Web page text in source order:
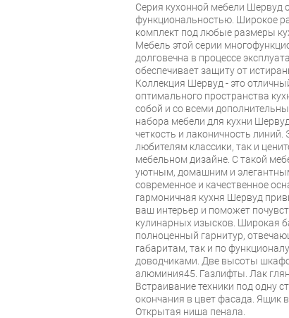
Серия кухонной мебели Шервуд
функциональностью. Широкое
комплект под любые размеры
Мебель этой серии
долговечна в процессе
обеспечивает защиту от
Коллекция Шервуд - это
оптимального пространства
собой и со всеми
набора мебели для кухни
четкость и лаконичность
любителям классики, так и
мебельном дизайне. С такой
уютным, домашним и
современное и качественное
гармоничная кухня Шервуд
ваш интерьер и поможет
кулинарных изысков. Широкая
полноценный гарнитур,
габаритам, так и по
доводчиками. Две высоты
алюминия45. Газлифты. Лак
Встраивание техники под одну
окончания в цвет фасада. Ящик
Открытая ниша пенала.